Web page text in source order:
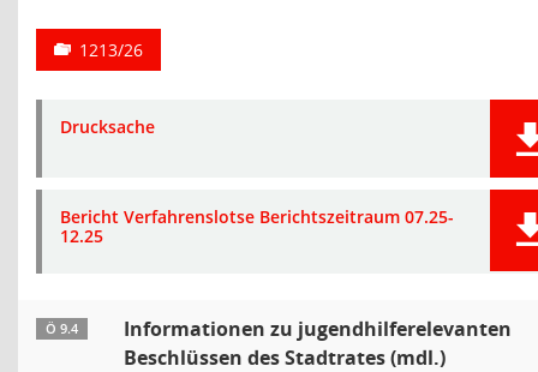
1213/26
Drucksache
Bericht Verfahrenslotse Berichtszeitraum 07.25-
12.25
Ö 9.4
Informationen zu jugendhilferelevanten
Beschlüssen des Stadtrates (mdl.)